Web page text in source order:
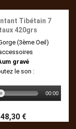
Tibétain 7
420grs
(3ème Oeil)
gravé
le son :
00:00
48,30 €